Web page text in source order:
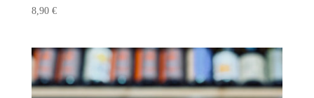
8,90 €